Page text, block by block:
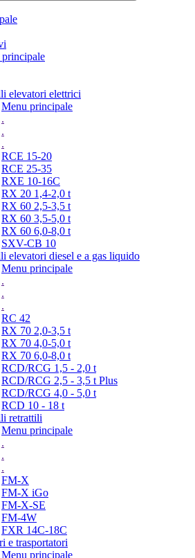
elevatori elettrici
Menu principale
.
.
.
RCE 15-20
RCE 25-35
RXE 10-16C
RX 20 1,4-2,0 t
RX 60 2,5-3,5 t
RX 60 3,5-5,0 t
RX 60 6,0-8,0 t
SXV-CB 10
elevatori diesel e a gas liquido
Menu principale
.
.
.
RC 42
RX 70 2,0-3,5 t
RX 70 4,0-5,0 t
RX 70 6,0-8,0 t
RCD/RCG 1,5 - 2,0 t
RCD/RCG 2,5 - 3,5 t Plus
RCD/RCG 4,0 - 5,0 t
RCD 10 - 18 t
retrattili
Menu principale
.
.
.
FM-X
FM-X iGo
FM-X-SE
FM-4W
FXR 14C-18C
e trasportatori
Menu principale